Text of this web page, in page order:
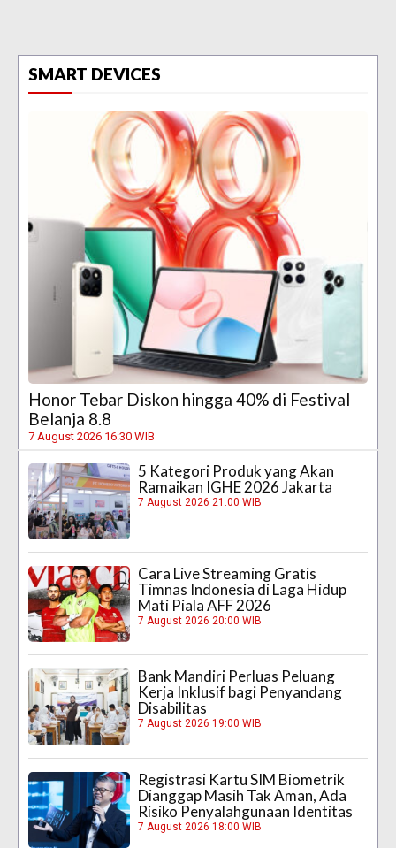
SMART DEVICES
Honor Tebar Diskon hingga 40% di Festival
Belanja 8.8
7 August 2026 16:30 WIB
5 Kategori Produk yang Akan
Ramaikan IGHE 2026 Jakarta
7 August 2026 21:00 WIB
Cara Live Streaming Gratis
Timnas Indonesia di Laga Hidup
Mati Piala AFF 2026
7 August 2026 20:00 WIB
Bank Mandiri Perluas Peluang
Kerja Inklusif bagi Penyandang
Disabilitas
7 August 2026 19:00 WIB
Registrasi Kartu SIM Biometrik
Dianggap Masih Tak Aman, Ada
Risiko Penyalahgunaan Identitas
7 August 2026 18:00 WIB